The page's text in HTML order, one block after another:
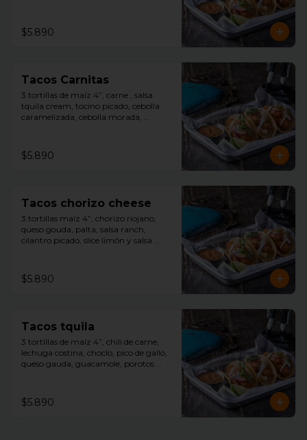
salsa tquila aparte.
$5.890
Tacos Carnitas
3 tortillas de maíz 4”, carne , salsa
tquila cream, tocino picado, cebolla
caramelizada, cebolla morada,
$5.890
Tacos chorizo cheese
3 tortillas maíz 4”, chorizo riojano,
queso gouda, palta, salsa ranch,
cilantro picado, slice limón y salsa
$5.890
Tacos tquila
3 tortillas de maíz 4”, chili de carne,
lechuga costina, choclo, pico de gallo,
queso gauda, guacamole, porotos
tquila aparte.
$5.890